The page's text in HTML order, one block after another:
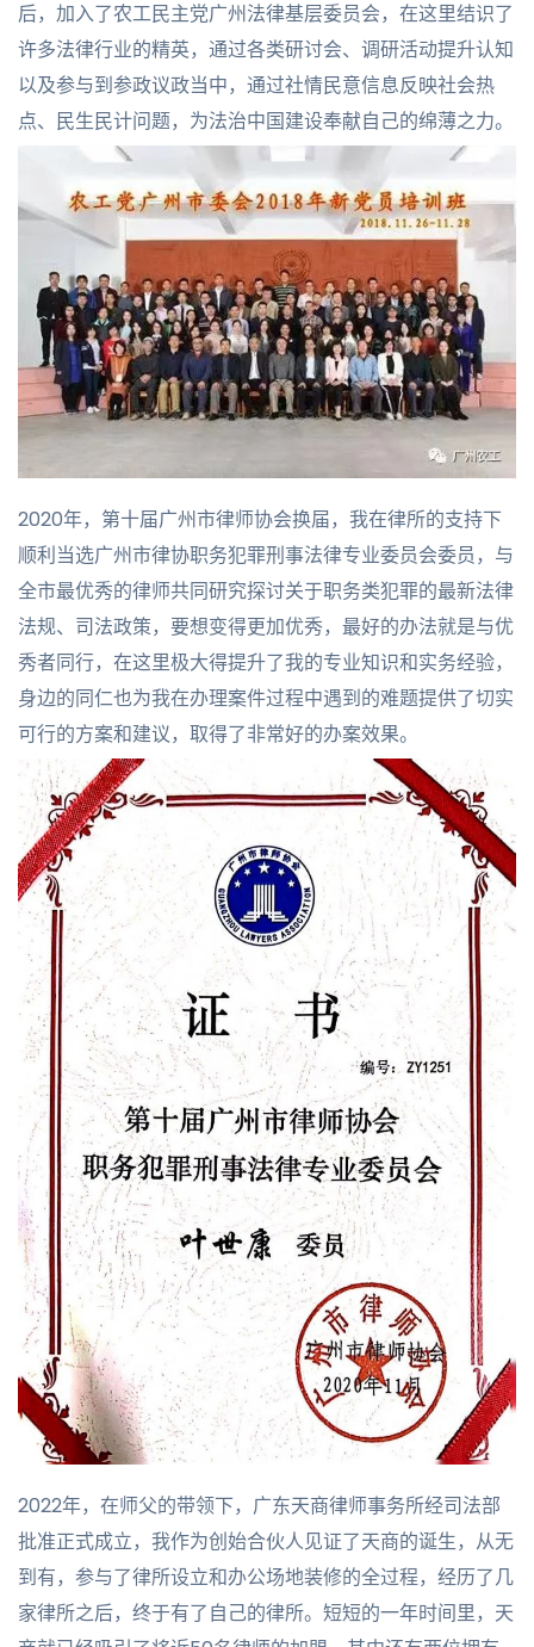
后，加入了农工民主党广州法律基层委员会，在这里结识了
许多法律行业的精英，通过各类研讨会、调研活动提升认知
以及参与到参政议政当中，通过社情民意信息反映社会热
点、民生民计问题，为法治中国建设奉献自己的绵薄之力。
2020年，第十届广州市律师协会换届，我在律所的支持下
顺利当选广州市律协职务犯罪刑事法律专业委员会委员，与
全市最优秀的律师共同研究探讨关于职务类犯罪的最新法律
法规、司法政策，要想变得更加优秀，最好的办法就是与优
秀者同行，在这里极大得提升了我的专业知识和实务经验，
身边的同仁也为我在办理案件过程中遇到的难题提供了切实
可行的方案和建议，取得了非常好的办案效果。
2022年，在师父的带领下，广东天商律师事务所经司法部
批准正式成立，我作为创始合伙人见证了天商的诞生，从无
到有，参与了律所设立和办公场地装修的全过程，经历了几
家律所之后，终于有了自己的律所。短短的一年时间里，天